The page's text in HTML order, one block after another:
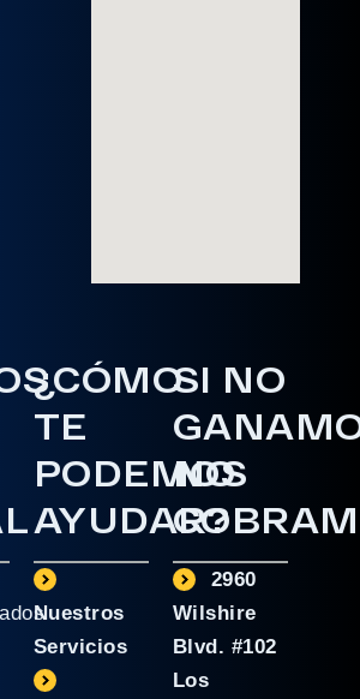
¿CÓMO
TE
PODEMOS
AYUDAR?
Nuestros
Servicios
SI NO
NO
2960
Wilshire
Blvd. #102
Los